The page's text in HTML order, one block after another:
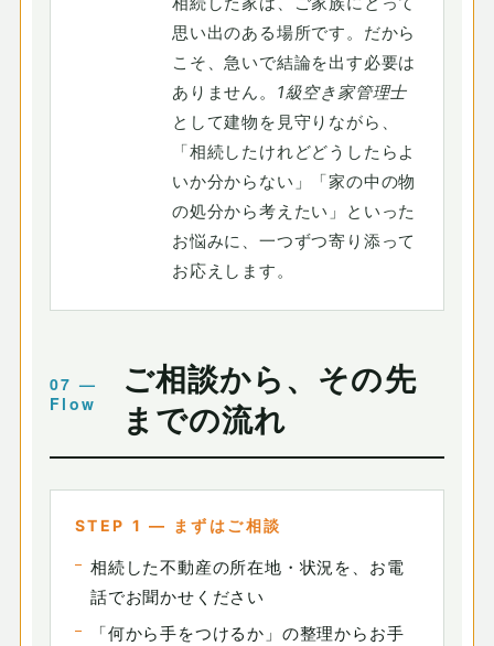
思い出のある場所です。だから
こそ、急いで結論を出す必要は
ありません。 1級空き家管理士
として建物を見守りながら、
「相続したけれどどうしたらよ
いか分からない」「家の中の物
の処分から考えたい」といった
お悩みに、一つずつ寄り添って
お応えします。
ご相談から、その先
までの流れ
STEP 1 — まずはご相談
相続した不動産の所在地・状況を、お電
話でお聞かせください
「何から手をつけるか」の整理からお手